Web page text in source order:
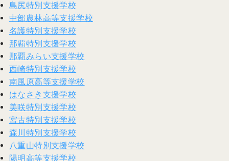
島尻特別支援学校
中部農林高等支援学校
名護特別支援学校
那覇特別支援学校
那覇みらい支援学校
西崎特別支援学校
南風原高等支援学校
はなさき支援学校
美咲特別支援学校
宮古特別支援学校
森川特別支援学校
八重山特別支援学校
陽明高等支援学校